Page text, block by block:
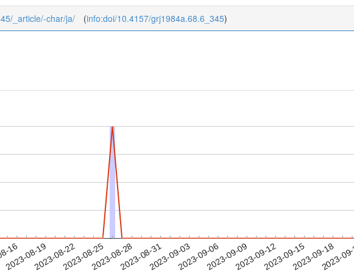
_article/-char/ja/ (info:doi/10.4157/grj1984a.68.6_345)
16
2023-08-192023-08-222023-08-252023-08-282023-08-312023-09-032023-09-062023-09-092023-09-122023-09-152023-09-18
2023-